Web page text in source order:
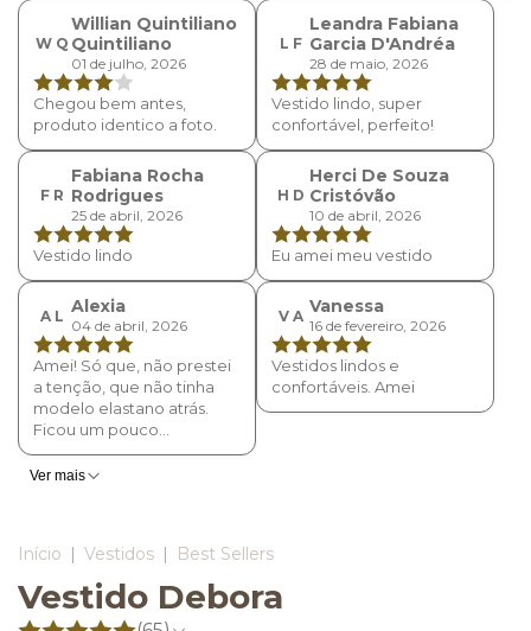
W Q
Willian Quintiliano
Quintiliano
01 de julho, 2026
Chegou bem antes,
produto identico a foto.
F R
Fabiana Rocha
Rodrigues
25 de abril, 2026
Vestido lindo
A L Alexia
04 de abril, 2026
Amei! Só que, não prestei
a tenção, que não tinha
modelo elastano atrás.
Ficou um pouco
acochado. Mais é lindo!!
L F
Leandra Fabiana
Garcia D'Andréa
28 de maio, 2026
Vestido lindo, super
confortável, perfeito!
H D
Herci De Souza
Cristóvão
10 de abril, 2026
Eu amei meu vestido
V A Vanessa
16 de fevereiro, 2026
Vestidos lindos e
confortáveis. Amei
Ver mais
Início | Vestidos | Best Sellers
Vestido Debora